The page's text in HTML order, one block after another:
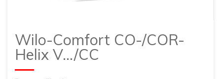
Wilo-Comfort CO-/COR-
Helix V.../CC